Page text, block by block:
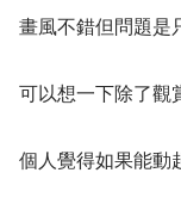
畫風不錯但問題是
可以想一下除了觀
個人覺得如果能動